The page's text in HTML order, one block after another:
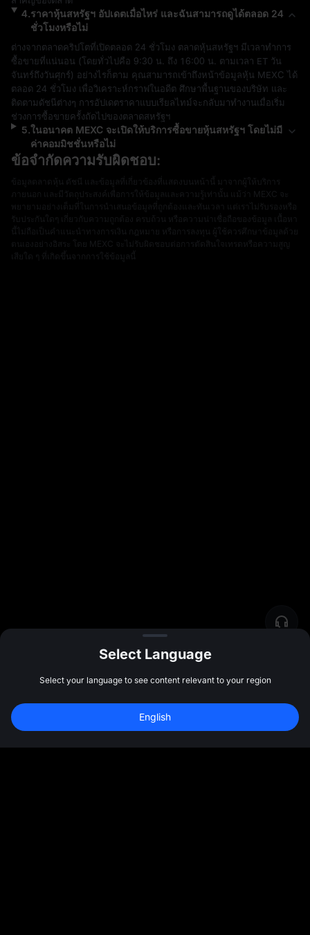
4.ราคาหุ้นสหรัฐฯ อัปเดตเมื่อไหร่ และฉันสามารถดูได้ตลอด 24
ชั่วโมงหรือไม่
ต่างจากตลาดคริปโตที่เปิดตลอด 24 ชั่วโมง ตลาดหุ้นสหรัฐฯ มีเวลาทำการ
ซื้อขายที่แน่นอน (โดยทั่วไปคือ 9:30 น. ถึง 16:00 น. ตามเวลา ET วัน
จันทร์ถึงวันศุกร์) อย่างไรก็ตาม คุณสามารถเข้าถึงหน้าข้อมูลหุ้น MEXC ได้
ตลอด 24 ชั่วโมง เพื่อวิเคราะห์กราฟในอดีต ศึกษาพื้นฐานของบริษัท และ
ติดตามดัชนีต่างๆ การอัปเดตราคาแบบเรียลไทม์จะกลับมาทำงานเมื่อเริ่ม
ช่วงการซื้อขายครั้งถัดไปของตลาดสหรัฐฯ
5.ในอนาคต MEXC จะเปิดให้บริการซื้อขายหุ้นสหรัฐฯ โดยไม่มี
ค่าคอมมิชชั่นหรือไม่
ข้อจำกัดความรับผิดชอบ:
ข้อมูลตลาดหุ้น ดัชนี และข้อมูลที่เกี่ยวข้องที่แสดงบนหน้านี้ มาจากผู้ให้บริการ
ภายนอก และมีวัตถุประสงค์เพื่อการให้ข้อมูลและความรู้เท่านั้น แม้ว่า MEXC จะ
พยายามอย่างเต็มที่ในการนำเสนอข้อมูลที่ถูกต้องและทันเวลา แต่เราไม่รับรองหรือ
รับประกันใดๆ เกี่ยวกับความถูกต้อง ครบถ้วน หรือความน่าเชื่อถือของข้อมูล เนื้อหา
นี้ไม่ถือเป็นคำแนะนำทางการเงิน กฎหมาย หรือการลงทุน ผู้ใช้ควรศึกษาข้อมูลด้วย
ตนเองอย่างอิสระ โดย MEXC จะไม่รับผิดชอบต่อการตัดสินใจเทรดหรือความสูญ
เสียใด ๆ ที่เกิดขึ้นจากการใช้ข้อมูลนี้
Select Language
Select your language to see content relevant to your region
English